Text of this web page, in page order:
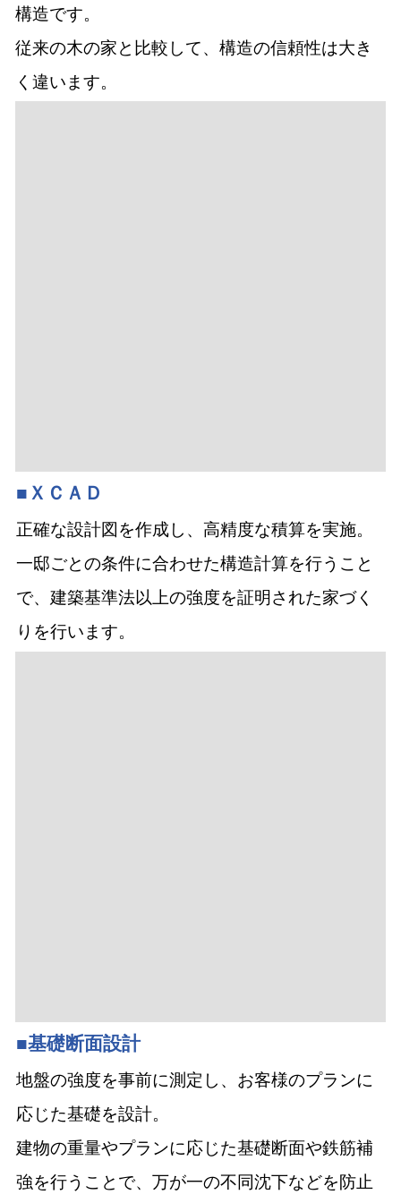
く違います。
一邸ごとの条件に合わせた構造計算を行うこと
で、建築基準法以上の強度を証明された家づく
りを行います。
応じた基礎を設計。
建物の重量やプランに応じた基礎断面や鉄筋補
強を行うことで、万が一の不同沈下などを防止
します。